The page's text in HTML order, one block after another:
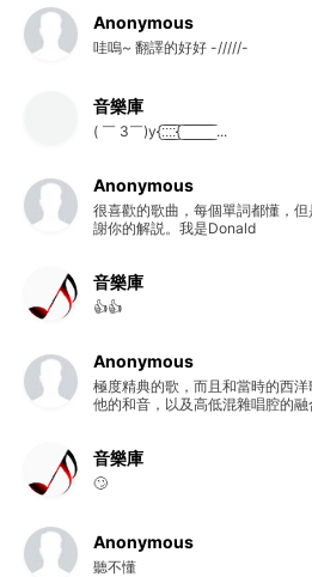
Anonymous
哇嗚~ 翻譯的好好 -/////-
音樂庫
( ￣ 3￣)y{:̲̅:̲̅:̲̅:̲̅{ ̲̅ ̲̅ ̲̅ ̲̅ ̲̅ ̲̅ ̲̅ ̲̅ ̲̅ ...
Anonymous
很喜歡的歌曲，每個單詞都懂，
謝你的解説。我是Donald
音樂庫
👍👍
Anonymous
極度精典的歌，而且和當時的西
他的和音，以及高低混雜唱腔的融
音樂庫
🙄
Anonymous
聽不懂